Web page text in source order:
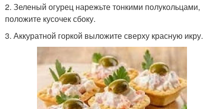
2. Зеленый огурец нарежьте тонкими полукольцами,
положите кусочек сбоку.
3. Аккуратной горкой выложите сверху красную икру.